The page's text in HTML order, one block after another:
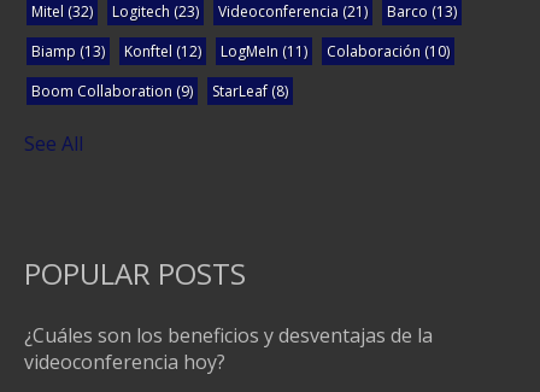
Mitel (32) Logitech (23) Videoconferencia (21) Barco (13)
Biamp (13) Konftel (12) LogMeIn (11) Colaboración (10)
Boom Collaboration (9) StarLeaf(8)
See All
POPULAR POSTS
¿Cuáles son los beneficios y desventajas de la
videoconferencia hoy?